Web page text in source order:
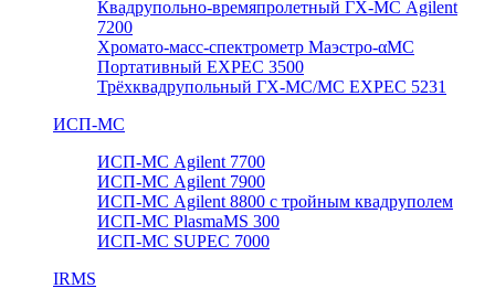
Квадрупольно-времяпролетный ГХ-МС Agilent
7200
Хромато-масс-спектрометр Маэстро-αМС
Портативный EXPEC 3500
Трёхквадрупольный ГХ-МС/МС EXPEC 5231
ИСП-МС
ИСП-МС Agilent 7700
ИСП-МС Agilent 7900
ИСП-МС Agilent 8800 с тройным квадруполем
ИСП-МС PlasmaMS 300
ИСП-МС SUPEC 7000
IRMS